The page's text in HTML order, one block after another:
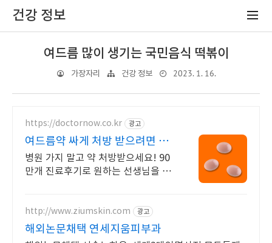
건강 정보
여드름 많이 생기는 국민음식 떡볶이
가장자리 건강 정보 2023. 1. 16.
https://doctornow.co.kr 광고
여드름약 싸게 처방 받으려면 1
개월 약값 4,900원~
병원 가지 말고 약 처방받으세요! 90
만개 진료후기로 원하는 선생님을 선
http://www.ziumskin.com 광고
해외논문채택 연세지움피부과